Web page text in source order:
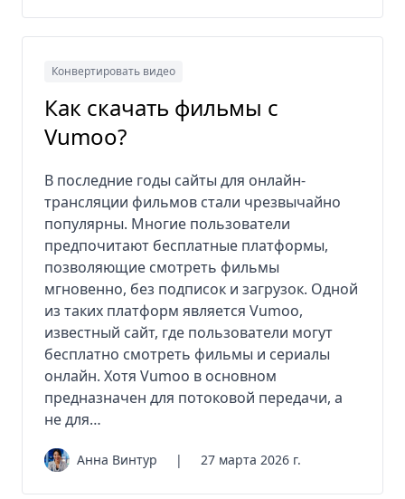
Конвертировать видео
Как скачать фильмы с
Vumoo?
В последние годы сайты для онлайн-
трансляции фильмов стали чрезвычайно
популярны. Многие пользователи
предпочитают бесплатные платформы,
позволяющие смотреть фильмы
мгновенно, без подписок и загрузок. Одной
из таких платформ является Vumoo,
известный сайт, где пользователи могут
бесплатно смотреть фильмы и сериалы
онлайн. Хотя Vumoo в основном
предназначен для потоковой передачи, а
не для…
Анна Винтур | 27 марта 2026 г.